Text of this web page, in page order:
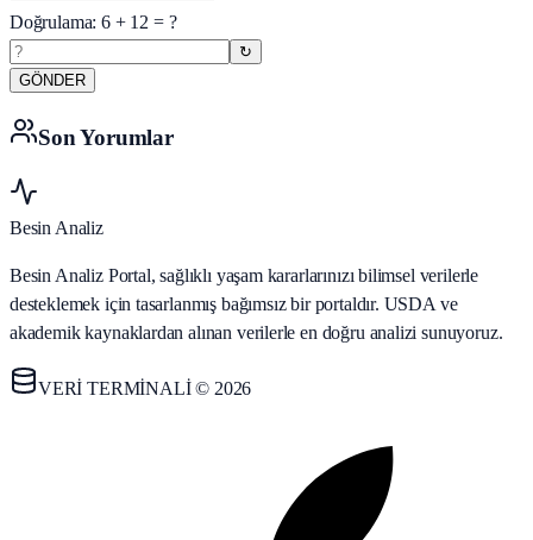
Doğrulama:6+ 12 = ?
↻
GÖNDER
Son Yorumlar
Besin Analiz
Besin Analiz Portal, sağlıklı yaşam kararlarınızı bilimsel verilerle
desteklemek için tasarlanmış bağımsız bir portaldır. USDA ve
akademik kaynaklardan alınan verilerle en doğru analizi sunuyoruz.
VERİ TERMİNALİ © 2026